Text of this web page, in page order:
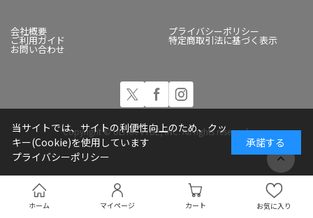
ホーム マイページ カート お気に入り
会社概要 プライバシーポリシー
ご利用ガイド 特定商取引法に基づく表示
お問い合わせ
Copyright © ULTRA-VYBE, INC. All rights reserved.
当サイトでは、サイトの利便性向上のため、クッ
キー(Cookie)を使用しています
プライバシーポリシー
承諾する